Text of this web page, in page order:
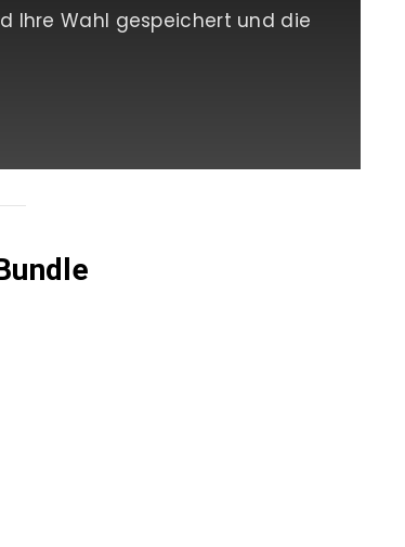
Ihre Wahl gespeichert und die